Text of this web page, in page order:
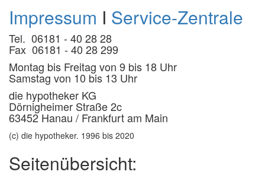
Impressum I Service-Zentrale
Tel. 06181 - 40 28 28
Fax 06181 - 40 28 299
Montag bis Freitag von 9 bis 18 Uhr
Samstag von 10 bis 13 Uhr
die hypotheker KG
Dörnigheimer Straße 2c
63452 Hanau / Frankfurt am Main
(c) die hypotheker. 1996 bis 2020
Seitenübersicht: